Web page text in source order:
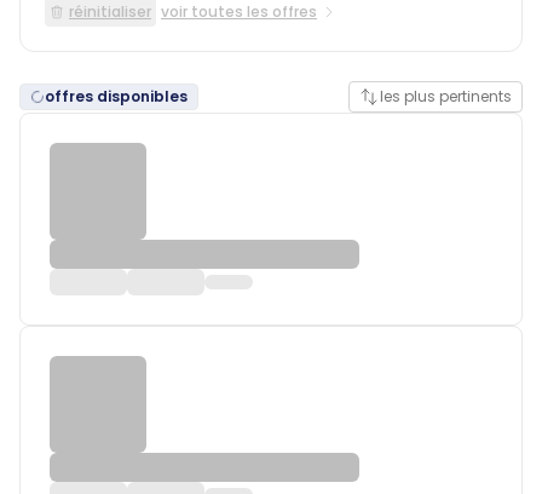
réinitialiser voir toutes les offres
offres disponibles les plus pertinents